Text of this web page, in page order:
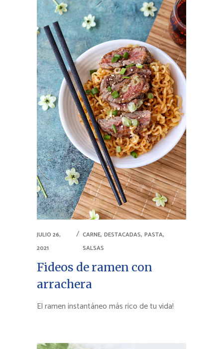
JULIO 26,
2021
CARNE, DESTACADAS, PASTA,
SALSAS
Fideos de ramen con
arrachera
El ramen instantáneo más rico de tu vida!